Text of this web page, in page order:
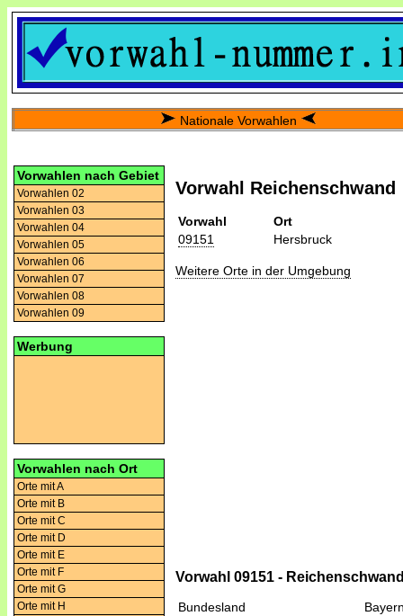
Nationale Vorwahlen
Vorwahlen nach Gebiet
Vorwahlen 02
Vorwahlen 03
Vorwahlen 04
Vorwahlen 05
Vorwahlen 06
Vorwahlen 07
Vorwahlen 08
Vorwahlen 09
Werbung
Vorwahlen nach Ort
Orte mit A
Orte mit B
Orte mit C
Orte mit D
Orte mit E
Orte mit F
Orte mit G
Orte mit H
Vorwahl Reichenschwand
Vorwahl
Ort
09151
Hersbruck
Weitere Orte in der Umgebung
Vorwahl 09151 -
Bundesland